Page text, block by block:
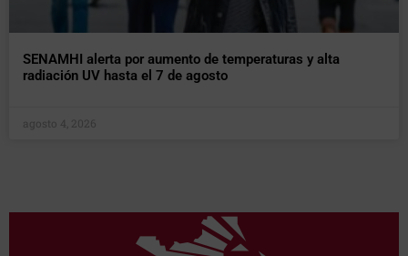
SENAMHI alerta por aumento de temperaturas y alta
radiación UV hasta el 7 de agosto
agosto 4, 2026